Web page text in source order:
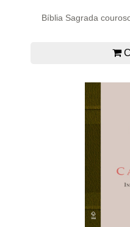
Bíblia Sagrada